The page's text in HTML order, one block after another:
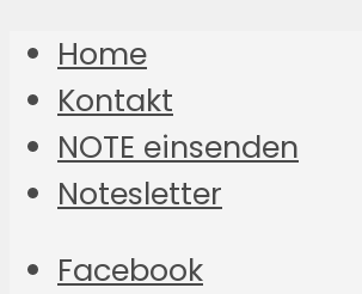
Home
Kontakt
NOTE einsenden
Notesletter
Facebook